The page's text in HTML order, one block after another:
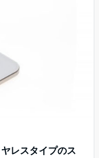
レスタイプのス